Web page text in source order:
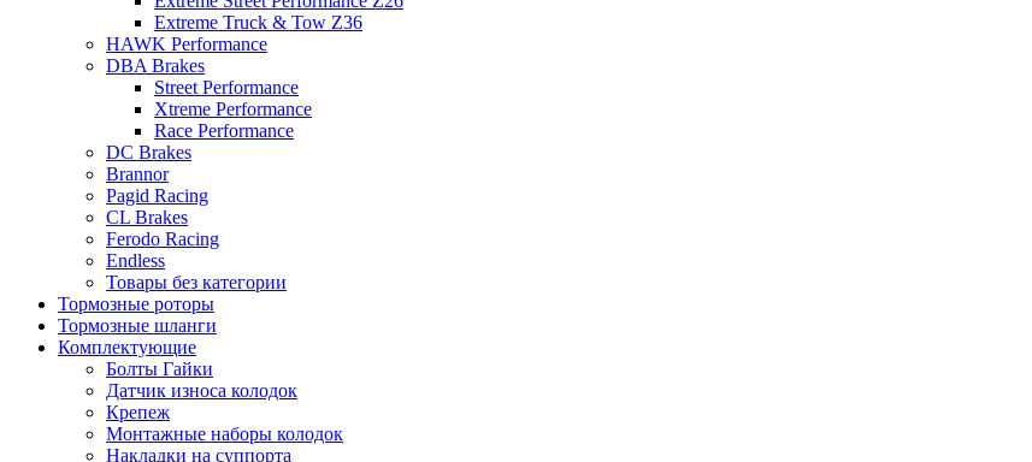
Extreme Truck & Tow Z36
HAWK Performance
DBA Brakes
Street Performance
Xtreme Performance
Race Performance
DC Brakes
Brannor
Pagid Racing
CL Brakes
Ferodo Racing
Endless
Товары без категории
Тормозные роторы
Тормозные шланги
Комплектующие
Болты Гайки
Датчик износа колодок
Крепеж
Монтажные наборы колодок
Накладки на суппорта